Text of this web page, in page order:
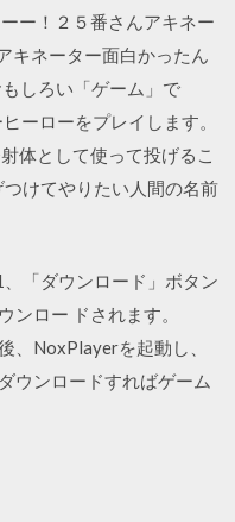
ー！２５番さんアキネー
キネーター面白かったん
しろい「ゲーム」で
ーローをプレイします。
体として使って投げるこ
けてやりたい人間の名前
「ダウンロード」ボタン
ンロー ドされます。
、NoxPlayerを起動し、
ウンロードすればゲーム